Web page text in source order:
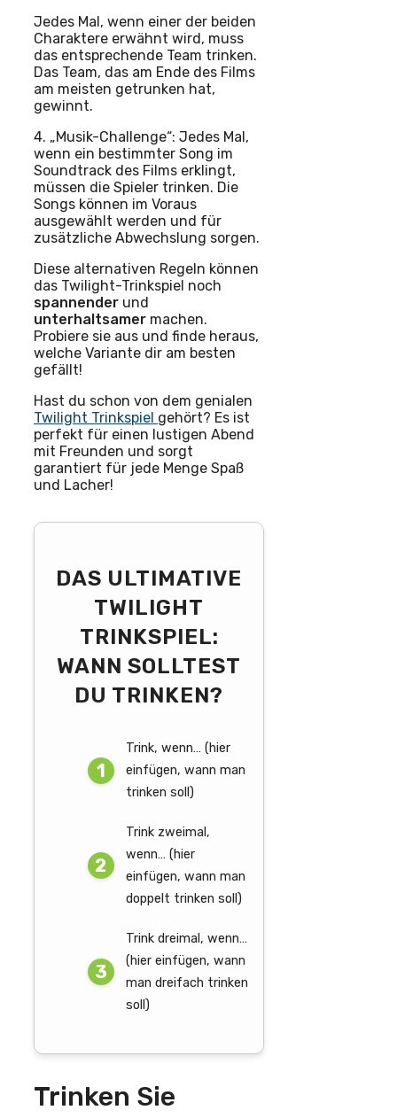
Jedes Mal, wenn einer der beiden
Charaktere erwähnt wird, muss
das entsprechende Team trinken.
Das Team, das am Ende des Films
am meisten getrunken hat,
gewinnt.
4. „Musik-Challenge“: Jedes Mal,
wenn ein bestimmter Song im
Soundtrack des Films erklingt,
müssen die Spieler trinken. Die
Songs können im Voraus
ausgewählt werden und für
zusätzliche Abwechslung sorgen.
Diese alternativen Regeln können
das Twilight-Trinkspiel noch
spannender und
unterhaltsamer machen.
Probiere sie aus und finde heraus,
welche Variante dir am besten
gefällt!
Hast du schon von dem genialen
Twilight Trinkspiel gehört? Es ist
perfekt für einen lustigen Abend
mit Freunden und sorgt
garantiert für jede Menge Spaß
und Lacher!
DAS ULTIMATIVE
TWILIGHT
TRINKSPIEL:
WANN SOLLTEST
DU TRINKEN?
Trink, wenn… (hier
einfügen, wann man
trinken soll)
Trink zweimal,
wenn… (hier
einfügen, wann man
doppelt trinken soll)
Trink dreimal, wenn…
(hier einfügen, wann
man dreifach trinken
soll)
Trinken Sie